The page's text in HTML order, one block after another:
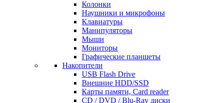
Колонки
Наушники и микрофоны
Клавиатуры
Манипуляторы
Мыши
Мониторы
Графические планшеты
Накопители
USB Flash Drive
Внешние HDD/SSD
Карты памяти, Card reader
CD / DVD / Blu-Ray диски